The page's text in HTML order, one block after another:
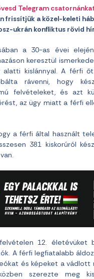
Telegram
frissítjük a közel-keleti
ukrán konfliktus rövid
a 30-as évei
keresztül
kislánnyal. A férfi
rávenni, hogy
felvételeket, és azt
az ügy miatt a férfi
a férfi által használt
381 kiskorúról
12.
A férfi legfiatalabb
és képeket a vádlott
szerezte meg